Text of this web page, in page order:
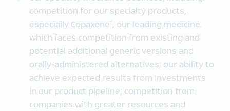
competition for our specialty products,
especially Copaxone®, our leading medicine,
which faces competition from existing and
potential additional generic versions and
orally-administered alternatives; our ability to
achieve expected results from investments
in our product pipeline; competition from
companies with greater resources and